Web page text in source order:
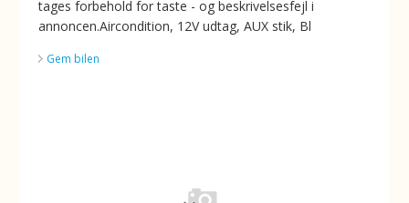
tages forbehold for taste - og beskrivelsesfejl i
annoncen.Aircondition, 12V udtag, AUX stik, Bl
Gem bilen